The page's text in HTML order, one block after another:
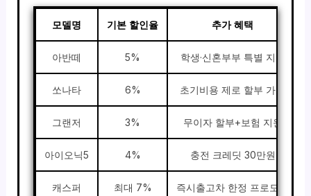
모델명 기본 할인율 추가 혜택
아반떼 5% 학생·신혼부부 특별 지원
쏘나타 6% 초기비용 제로 할부 가능
그랜저 3% 무이자 할부+보험 지원
아이오닉5 4% 충전 크레딧 30만원
캐스퍼 최대 7% 즉시출고차 한정 프로모션